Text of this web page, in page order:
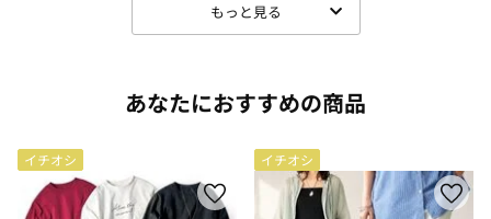
もっと見る
あなたにおすすめの商品
イチオシ イチオシ